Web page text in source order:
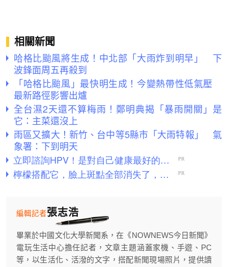
相關新聞
哈格比颱風將生成！中北部「大雨炸到明早」 下
波鋒面周五再殺到
「哈格比颱風」最快明生成！今變熱帶性低氣壓
最新路徑影響出爐
全台濕2天還不算梅雨！鄭明典揭「暴雨開關」是
它：主菜還沒上
雨區又擴大！新竹、台中等5縣市「大雨特報」 氣
象署：下到明天
張志浩
編輯記者
畢業於中國文化大學新聞系，在《NOWNEWS今日新聞》
電玩生活中心擔任記者，文章主題涵蓋家機、手遊、PC
等，以生活化、活潑的文字，搭配新聞現場照片，提供讀